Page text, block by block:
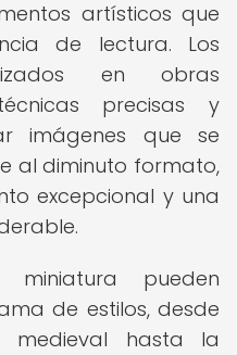
artísticos que
de lectura. Los
en obras
precisas y
imágenes que se
al diminuto formato,
excepcional y una
miniatura pueden
de estilos, desde
medieval hasta la